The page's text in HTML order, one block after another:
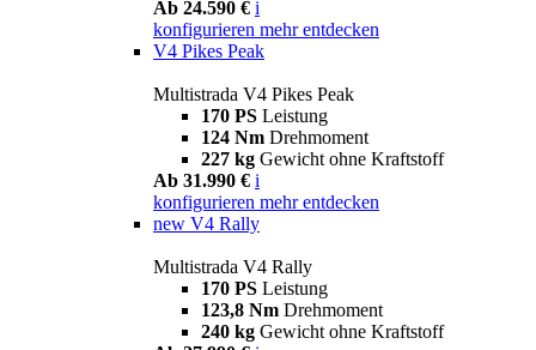
Ab 24.590 € i
konfigurieren mehr entdecken
V4 Pikes Peak
Multistrada V4 Pikes Peak
170 PS Leistung
124 Nm Drehmoment
227 kg Gewicht ohne Kraftstoff
Ab 31.990 € i
konfigurieren mehr entdecken
new V4 Rally
Multistrada V4 Rally
170 PS Leistung
123,8 Nm Drehmoment
240 kg Gewicht ohne Kraftstoff